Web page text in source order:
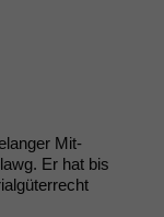
Mit-
Er hat bis